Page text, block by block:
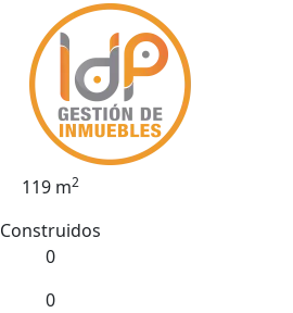
119 m2
Construidos
0
0